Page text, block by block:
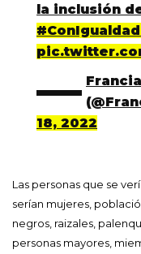
la inclusión
—
18, 2022
Las personas que se
serían mujeres,
negros, raizales,
personas mayores,